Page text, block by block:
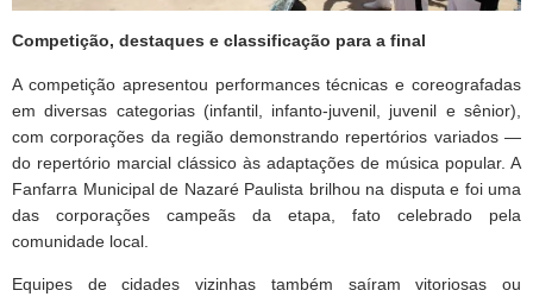
Competição, destaques e classificação para a final
A competição apresentou performances técnicas e coreografadas
em diversas categorias (infantil, infanto-juvenil, juvenil e sênior),
com corporações da região demonstrando repertórios variados —
do repertório marcial clássico às adaptações de música popular. A
Fanfarra Municipal de Nazaré Paulista brilhou na disputa e foi uma
das corporações campeãs da etapa, fato celebrado pela
comunidade local.
Equipes de cidades vizinhas também saíram vitoriosas ou